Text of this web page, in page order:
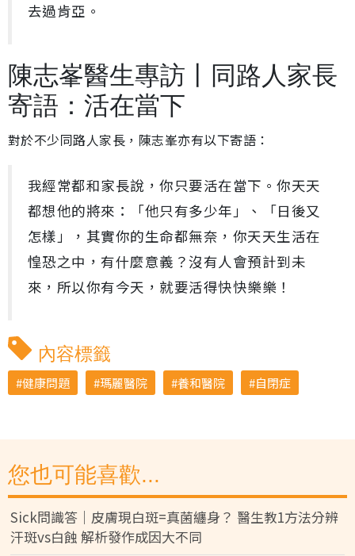
去過肯亞。
陳志峯醫生專訪丨同路人家長
寄語：活在當下
對於不少同路人家長，陳志峯亦有以下寄語：
我經常都和家長說，你只要活在當下。你天天
都想他的將來：「他只有多少年」、「日後又
怎樣」，其實你的生命都無奈，你天天生活在
惶恐之中，有什麼意義？沒有人會預計到未
來，所以你有今天，就要活得快快樂樂！
內容標籤
健康問題 瑪麗醫院 養和醫院 自閉症
您也可能喜歡...
Sick問識答｜皮膚現白斑=真菌纏身？ 醫生教1方法分辨
汗斑vs白蝕 解析發作成因大不同